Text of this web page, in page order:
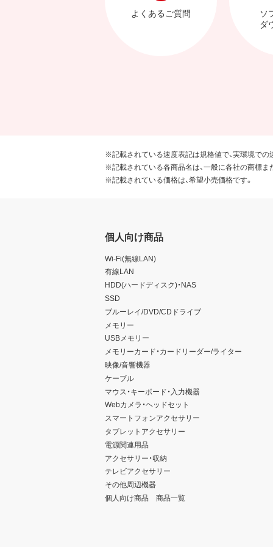
よくあるご質問
ソ
ダ
※記載されている速度表記は規格値で、実環境での
※記載されている各商品名は、一般に各社の商標ま
※記載されている価格は、希望小売価格です。
個人向け商品
Wi-Fi(無線LAN)
有線LAN
HDD(ハードディスク)・NAS
SSD
ブルーレイ/DVD/CDドライブ
メモリー
USBメモリー
メモリーカード・カードリーダー/ライター
映像/音響機器
ケーブル
マウス・キーボード・入力機器
Webカメラ・ヘッドセット
スマートフォンアクセサリー
タブレットアクセサリー
電源関連用品
アクセサリー・収納
テレビアクセサリー
その他周辺機器
個人向け商品 商品一覧